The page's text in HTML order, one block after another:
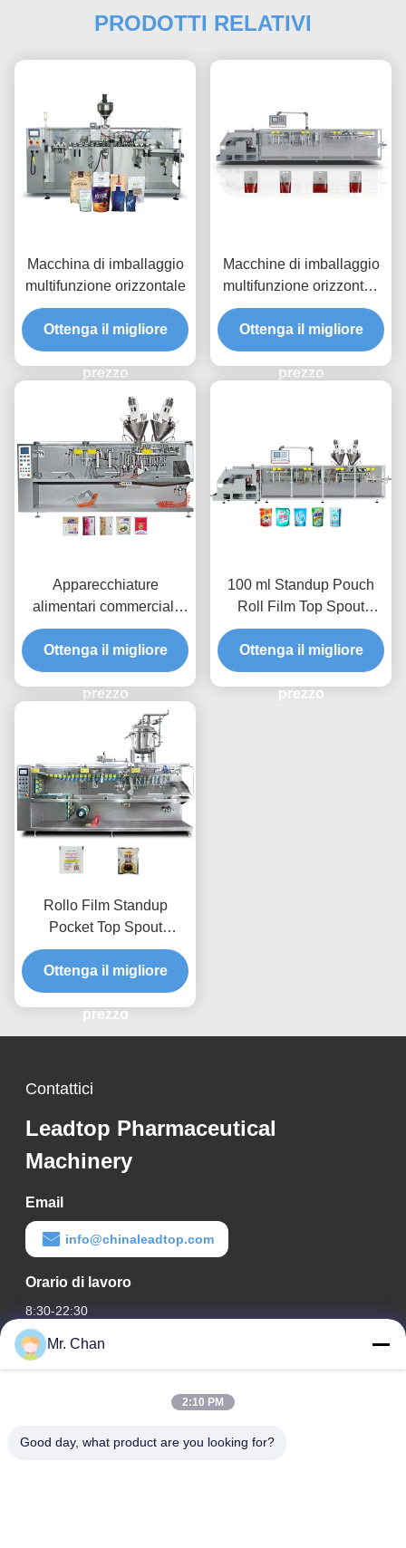
PRODOTTI RELATIVI
Macchina di imballaggio
multifunzione orizzontale
Ottenga il migliore
prezzo
Macchine di imballaggio
multifunzione orizzontali
ad alta velocità
Ottenga il migliore
prezzo
Apparecchiature
alimentari commerciali
Granulo cubo di zucchero
riempimento automatico
di sale macchina di
imballaggio multifunzione
Ottenga il migliore
prezzo
100 ml Standup Pouch
Roll Film Top Spout
Doypack Automatica
Macchina di imballaggio
multifunzione orizzontale
Ottenga il migliore
prezzo
Rollo Film Standup
Pocket Top Spout
Doypack Latte Tea
Riempimento Macchina
di imballaggio
multifunzionale
orizzontale
Ottenga il migliore
prezzo
Contattici
Leadtop Pharmaceutical
Machinery
Email
info@chinaleadtop.com
Orario di lavoro
8:30-22:30
Il nostro indirizzo
ventottesimo, Jiuan Rd, zona industriale di Jiuli, Shangwang.
Mr. Chan
2:10 PM
Good day, what product are you looking for?